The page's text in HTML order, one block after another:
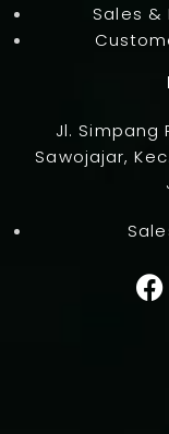
Sales
Jl. Simpang
Sawojajar,